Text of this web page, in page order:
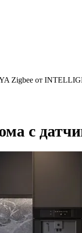
Zigbee от
с